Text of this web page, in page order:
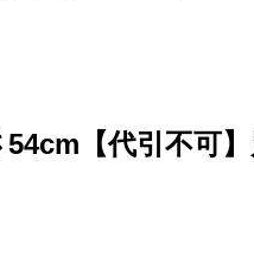
【代引不可】